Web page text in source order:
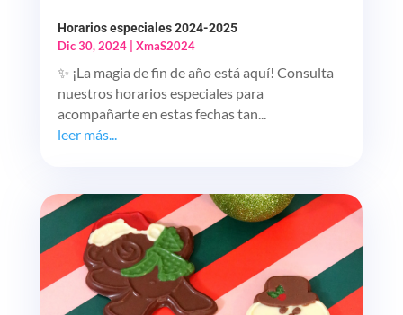
Horarios especiales 2024-2025
Dic 30, 2024| XmaS2024
✨ ¡La magia de fin de año está aquí! Consulta
nuestros horarios especiales para
acompañarte en estas fechas tan...
leer más...